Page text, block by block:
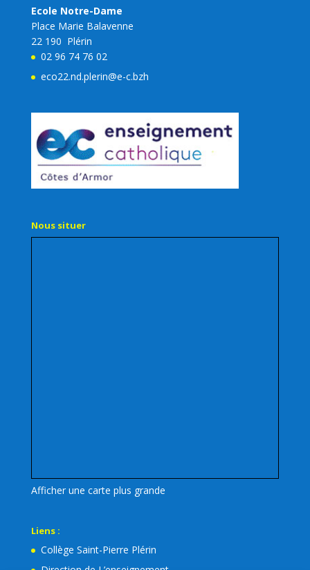
Ecole Notre-Dame
Place Marie Balavenne
22 190 Plérin
02 96 74 76 02
eco22.nd.plerin@e-c.bzh
Nous situer
Afficher une carte plus grande
Liens :
Collège Saint-Pierre Plérin